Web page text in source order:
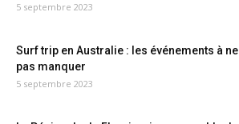
5 septembre 2023
Surf trip en Australie : les événements à ne
pas manquer
5 septembre 2023